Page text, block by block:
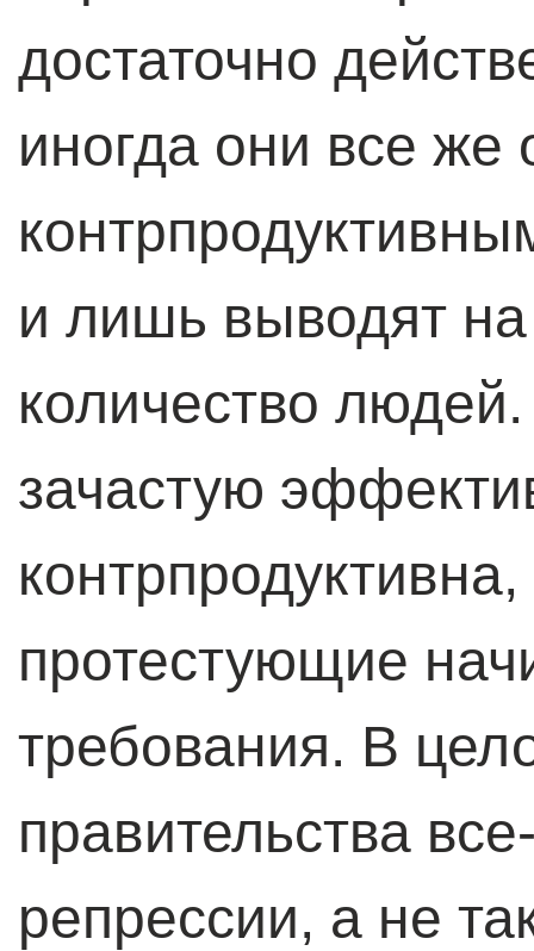
достаточно
иногда они все же
и лишь выводят
количество людей.
зачастую
протестующие
требования. В
правительства
репрессии, а не